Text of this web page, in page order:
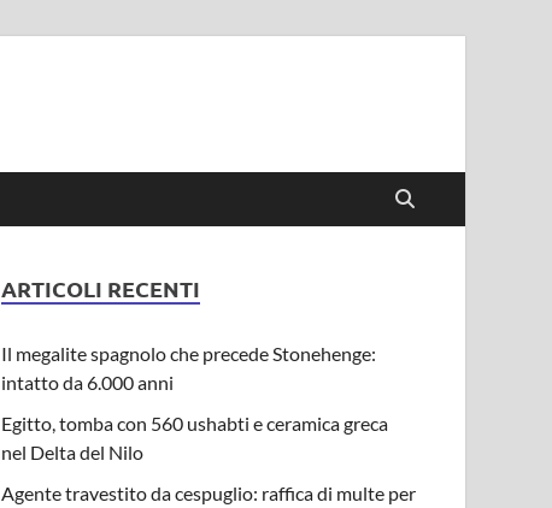
ARTICOLI RECENTI
Il megalite spagnolo che precede Stonehenge:
intatto da 6.000 anni
Egitto, tomba con 560 ushabti e ceramica greca
nel Delta del Nilo
Agente travestito da cespuglio: raffica di multe per